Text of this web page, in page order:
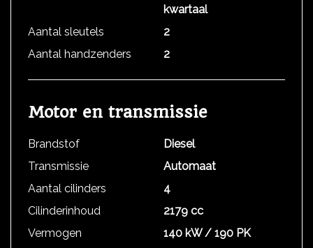
kwartaal
Aantal sleutels
2
Aantal handzenders
2
Motor en transmissie
Brandstof
Diesel
Transmissie
Automaat
Aantal cilinders
4
Cilinderinhoud
2179 cc
Vermogen
140 kW / 190 PK